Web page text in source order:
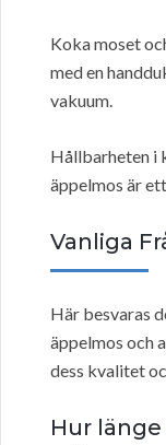
Koka moset
med en
vakuum.
Hållbarheten i
äppelmos är
Vanliga
Här besvaras
äppelmos och
dess kvalitet
Hur